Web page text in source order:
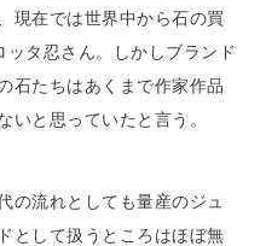
現在では世界中から石の買
タ忍さん。しかしブランド
石たちはあくまで作家作品
いと思っていたと言う。
の流れとしても量産のジュ
として扱うところはほぼ無